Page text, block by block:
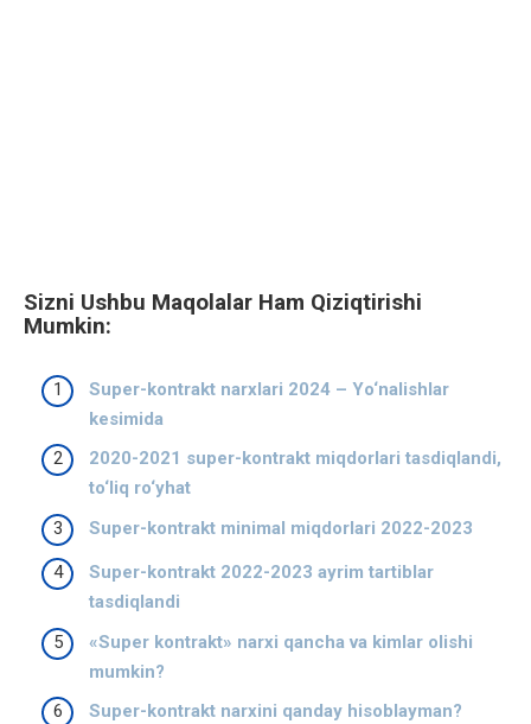
Sizni Ushbu Maqolalar Ham Qiziqtirishi
Mumkin:
Super-kontrakt narxlari 2024 – Yo‘nalishlar
kesimida
2020-2021 super-kontrakt miqdorlari tasdiqlandi,
to‘liq ro‘yhat
Super-kontrakt minimal miqdorlari 2022-2023
Super-kontrakt 2022-2023 ayrim tartiblar
tasdiqlandi
«Super kontrakt» narxi qancha va kimlar olishi
mumkin?
Super-kontrakt narxini qanday hisoblayman?